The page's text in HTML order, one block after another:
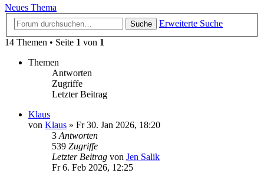
Neues Thema
Suche
Erweiterte Suche
14 Themen • Seite 1 von 1
Themen
Antworten
Zugriffe
Letzter Beitrag
Klaus
von Klaus » Fr 30. Jan 2026, 18:20
3 Antworten
539 Zugriffe
Letzter Beitrag von Jen Salik
Fr 6. Feb 2026, 12:25